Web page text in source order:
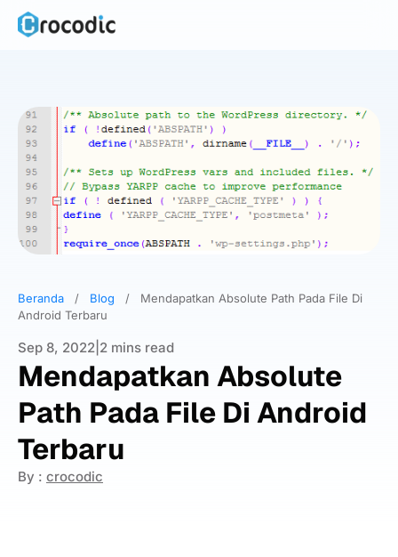
Skip
Beranda / Blog /
Mendapatkan Absolute Path Pada File Di
Android Terbaru
Sep 8, 2022 2 mins read
Mendapatkan Absolute
Path Pada File Di Android
Terbaru
By : crocodic